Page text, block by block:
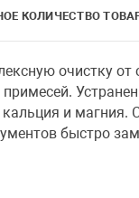
КОЛИЧЕСТВО
очистку от
и магния.
быстро